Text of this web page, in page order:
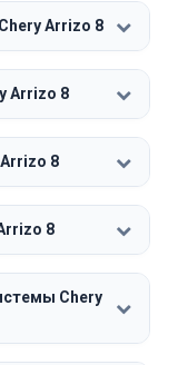
Arrizo 8
Arrizo 8
8
8
Chery